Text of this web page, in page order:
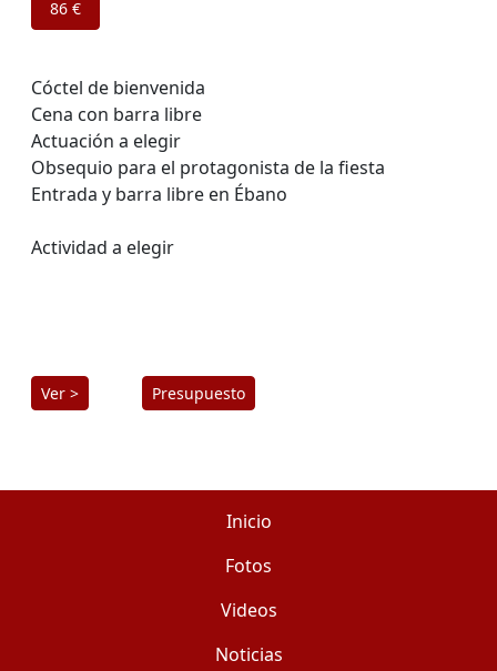
86 €
Cóctel de bienvenida
Cena con barra libre
Actuación a elegir
Obsequio para el protagonista de la fiesta
Entrada y barra libre en Ébano
Actividad a elegir
Ver > Presupuesto
Inicio
Fotos
Videos
Noticias